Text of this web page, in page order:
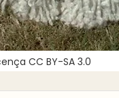
CC BY-SA 3.0